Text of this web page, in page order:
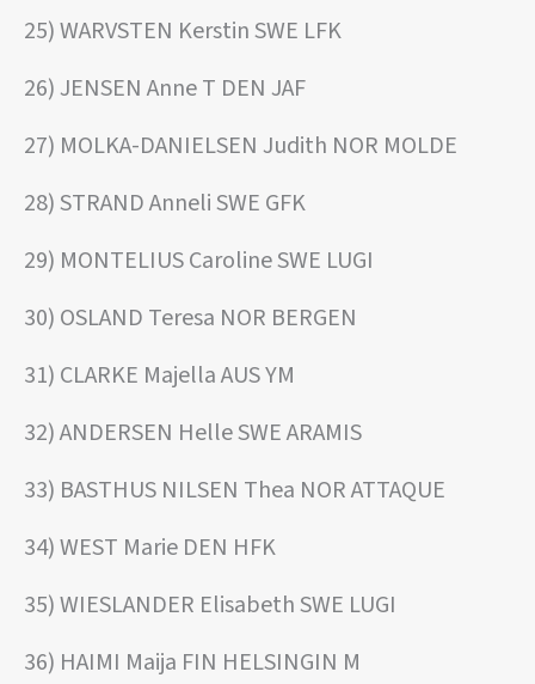
25) WARVSTEN Kerstin SWE LFK
26) JENSEN Anne T DEN JAF
27) MOLKA-DANIELSEN Judith NOR MOLDE
28) STRAND Anneli SWE GFK
29) MONTELIUS Caroline SWE LUGI
30) OSLAND Teresa NOR BERGEN
31) CLARKE Majella AUS YM
32) ANDERSEN Helle SWE ARAMIS
33) BASTHUS NILSEN Thea NOR ATTAQUE
34) WEST Marie DEN HFK
35) WIESLANDER Elisabeth SWE LUGI
36) HAIMI Maija FIN HELSINGIN M